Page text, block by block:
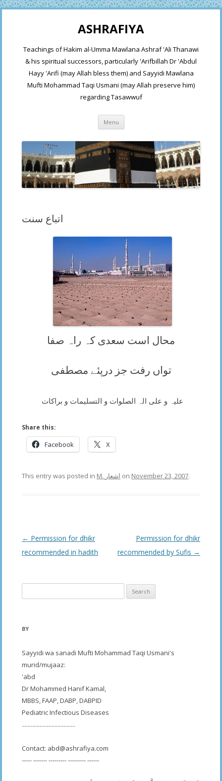
ASHRAFIYA
Teachings of Hakim al-Umma Mawlana Ashraf 'Ali Thanawi
& his spiritual successors, particularly 'Arifbillah Dr 'Abdul
Hayy 'Arifi (may Allah bless them) and Sayyidi Mawlana
Mufti Mohammad Taqi Usmani (may Allah preserve him)
regarding Tasawwuf
Menu Skip
content
اتباع سنت
محال است سعدی کہ راہ صفا
تواں رفت جز درپئے مصطفی
علیہ و علی الہ الصلوات و التسلیمات و براکات
Share this:
Facebook X
This entry was posted in M. اشعار on November 23, 2007.
Post
navigation
← Permission for dhikr
recommended in hadith
Permission for dhikr
recommended by Sufis →
for:
BY
Sayyidi wa sanadi Mufti Mohammad Taqi Usmani's
murid/mujaaz:
'abd
Dr Mohammed Hanif Kamal,
MBBS, FAAP, DABP, DABPID
Pediatric Infectious Diseases
....................................
Contact: abd@ashrafiya.com
----- ------- --------- --------- ------